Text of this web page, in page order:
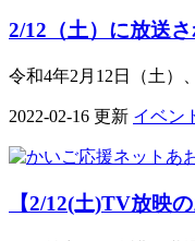
2/12（土）に放送
令和4年2月12日（土）
2022-02-16 更新 イベン
【2/12(土)TV放映